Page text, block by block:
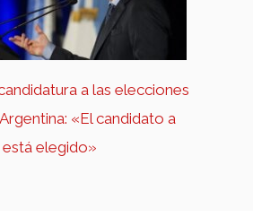
a las elecciones
«El candidato a
elegido»